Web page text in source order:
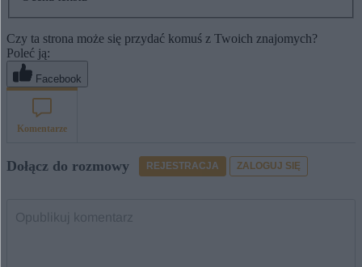
Czy ta strona może się przydać komuś z Twoich znajomych?
Poleć ją:
Facebook